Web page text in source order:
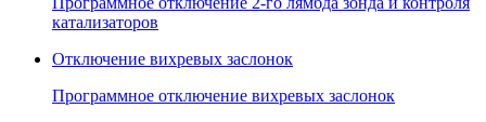
катализаторов
Отключение вихревых заслонок
Программное отключение вихревых заслонок